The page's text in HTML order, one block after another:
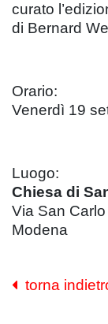
curato
di Bernard
Orario:
Venerdì 19
Luogo:
Chiesa di
Via San Carlo
Modena
torna